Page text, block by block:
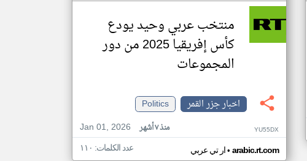
منتخب عربي وحيد يودع
كأس إفريقيا 2025 من دور
المجموعات
اخبار جزر القمر
Politics
Jan 01, 2026
منذ ٧ أشهر YU55DX
ار تي عربي• arabic.rt.com عدد الكلمات: ١١٠